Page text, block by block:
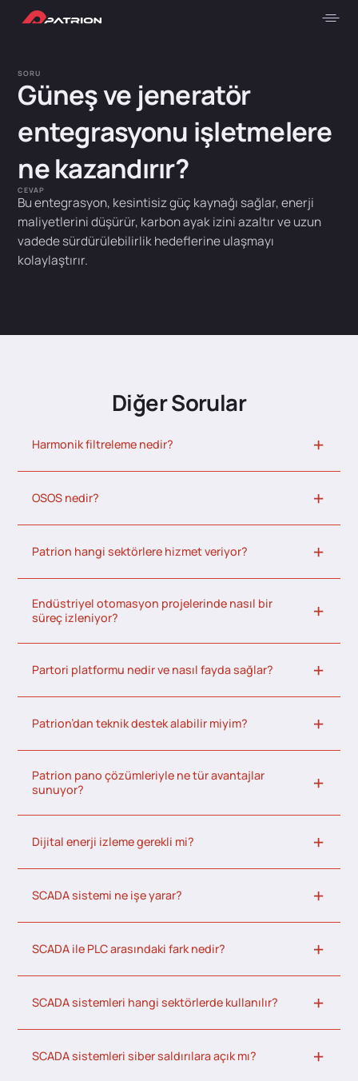
SORU
Güneş ve jeneratör
entegrasyonu işletmelere
ne kazandırır?
CEVAP
Bu entegrasyon, kesintisiz güç kaynağı sağlar, enerji
maliyetlerini düşürür, karbon ayak izini azaltır ve uzun
vadede sürdürülebilirlik hedeflerine ulaşmayı
kolaylaştırır.
Diğer Sorular
Harmonik filtreleme nedir?
OSOS nedir?
Patrion hangi sektörlere hizmet veriyor?
Endüstriyel otomasyon projelerinde nasıl bir
süreç izleniyor?
Partori platformu nedir ve nasıl fayda sağlar?
Patrion’dan teknik destek alabilir miyim?
Patrion pano çözümleriyle ne tür avantajlar
sunuyor?
Dijital enerji izleme gerekli mi?
SCADA sistemi ne işe yarar?
SCADA ile PLC arasındaki fark nedir?
SCADA sistemleri hangi sektörlerde kullanılır?
SCADA sistemleri siber saldırılara açık mı?